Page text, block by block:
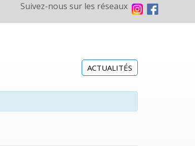
Suivez-nous sur les réseaux
ACTUALITÉS